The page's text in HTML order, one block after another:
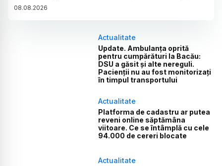
08.08.2026
Actualitate
Update. Ambulanța oprită
pentru cumpărături la Bacău:
DSU a găsit și alte nereguli.
Pacienții nu au fost monitorizați
în timpul transportului
Actualitate
Platforma de cadastru ar putea
reveni online săptămâna
viitoare. Ce se întâmplă cu cele
94.000 de cereri blocate
Actualitate